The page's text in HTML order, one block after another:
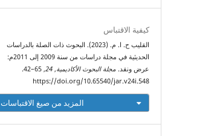
كيفية الاقتباس
القليب ح. ا. م. (2023). البحوث ذات الصلة بالدراسات
الحديثية في مجلة دراسات من سنة 2009 إلى 2011م:
عرض ونقد.مجلة البحوث الأكاديمية,
24
, 65–42.
https://doi.org/10.65540/jar.v24i.548
المزيد من صيغ الاقتباسات